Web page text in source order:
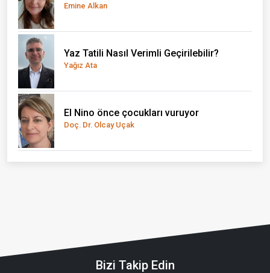
Emine Alkan
Yaz Tatili Nasıl Verimli Geçirilebilir?
Yağız Ata
El Nino önce çocukları vuruyor
Doç. Dr. Olcay Uçak
Bizi Takip Edin